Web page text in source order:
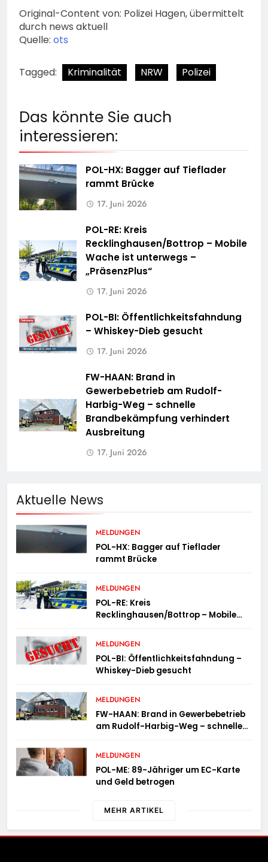
Original-Content von: Polizei Hagen, übermittelt
durch news aktuell
Quelle: ots
Tagged: Kriminalität NRW Polizei
Das könnte Sie auch
interessieren:
POL-HX: Bagger auf Tieflader
rammt Brücke
17. Juni 2026
POL-RE: Kreis
Recklinghausen/Bottrop – Mobile
Wache ist unterwegs –
„PräsenzPlus“
17. Juni 2026
POL-BI: Öffentlichkeitsfahndung
– Whiskey-Dieb gesucht
17. Juni 2026
FW-HAAN: Brand in
Gewerbebetrieb am Rudolf-
Harbig-Weg – schnelle
Brandbekämpfung verhindert
Ausbreitung
17. Juni 2026
Aktuelle News
MELDUNGEN
POL-HX: Bagger auf Tieflader
rammt Brücke
MELDUNGEN
POL-RE: Kreis
Recklinghausen/Bottrop – Mobile
„PräsenzPlus“
MELDUNGEN
POL-BI: Öffentlichkeitsfahndung –
Whiskey-Dieb gesucht
MELDUNGEN
FW-HAAN: Brand in Gewerbebetrieb
am Rudolf-Harbig-Weg – schnelle
Ausbreitung
MELDUNGEN
POL-ME: 89-Jähriger um EC-Karte
und Geld betrogen
MEHR ARTIKEL